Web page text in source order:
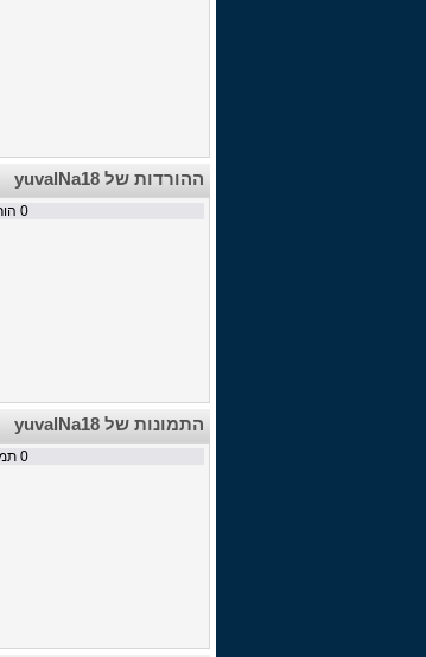
ההורדות של yuvalNa18
0
התמונות של yuvalNa18
0